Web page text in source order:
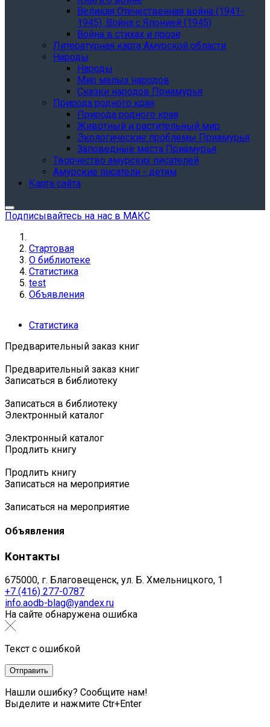
Великая Отечественная война (1941-
1945). Война с Японией (1945)
Война в стихах и прозе
Литературная карта Амурской области
Народы
Народы
Мир малых народов
Сказки народов Приамурья
Природа родного края
Природа родного края
Животный и растительный мир
Экологические проблемы Приамурья
Заповедные места Приамурья
Творчество амурских писателей
Амурские писатели - детям
Карта сайта
Подписывайтесь на нас в МАКС
Стартовая
О библиотеке
Статистика
test
Объявления
Статистика
Предварительный заказ книг
Предварительный заказ книг
Записаться в библиотеку
Записаться в библиотеку
Электронный каталог
Электронный каталог
Продлить книгу
Продлить книгу
Записаться на мероприятие
Записаться на мероприятие
Объявления
Контакты
675000, г. Благовещенск, ул. Б. Хмельницкого, 1
+7 (416) 277-0787
info.aodb-blag@yandex.ru
На сайте обнаружена ошибка
Текст с ошибкой
Нашли ошибку? Сообщите нам!
Выделите и нажмите Ctr+Enter